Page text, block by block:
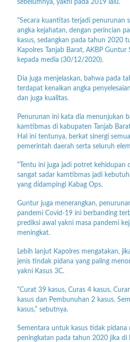
sebelumnya, yakni pada 2019 lalu.
"Secara kuantitas terjadi penurunan
angka kejahatan, dengan perincian
kasus, sedangkan pada tahun 2020
Kapolres Tanjab Barat, AKBP Guntur
kepada media (30/12/2020).
Dia juga menjelaskan, bahwa pada
terdapat kenaikan angka
dan juga kualitas.
Penurunan ini kata dia menunjukan
kamtibmas di kabupaten Tanjab
Hal ini tentunya, berkat sinergi
pemerintah daerah serta seluruh
“Tentu ini juga jadi potret kehidupan
sangat sadar kamtibmas jadi
yang didampingi Kabag Ops.
Guntur juga menerangkan,
pandemi Covid-19 ini berbanding
prediksi awal yakni masa pandemi
meningkat.
Lebih lanjut Kapolres mengatakan,
jenis tindak pidana yang paling
yakni Kasus 3C.
“Curat 39 kasus, Curas 4 kasus,
kasus dan Pembunuhan 2 kasus.
kasus,” sebutnya.
Sementara untuk kasus tidak pidana
peningkatan pada tahun 2020 jika